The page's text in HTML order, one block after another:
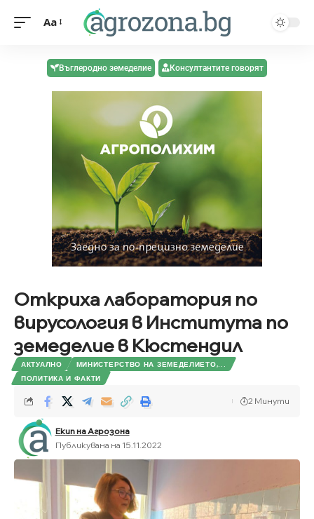
Aa
Въглеродно земеделие Консултантите говорят
Откриха лаборатория по
вирусология в Института по
земеделие в Кюстендил
АКТУАЛНО
МИНИСТЕРСТВО НА ЗЕМЕДЕЛИЕТО,...
ПОЛИТИКА И ФАКТИ
Екип на Агрозона
Публикувана на 15.11.2022
2 Минути